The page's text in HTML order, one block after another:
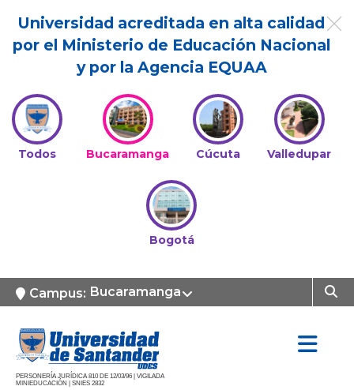
Universidad acreditada en alta calidad
por el Ministerio de Educación Nacional
y por la Agencia EQUAA
Todos Bucaramanga Cúcuta Valledupar
Bogotá
Campus: Bucaramanga
PERSONERÍA JURÍDICA 810 DE 12/03/96 | VIGILADA
MINIEDUCACIÓN | SNIES 2832